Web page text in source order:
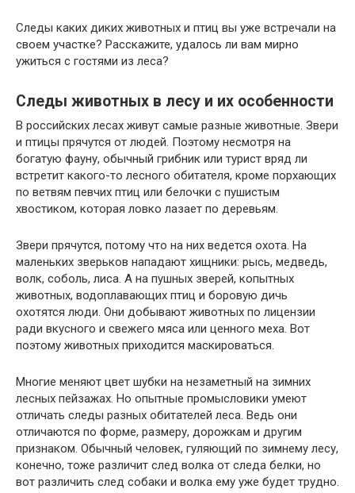
Следы каких диких животных и птиц вы уже встречали на
своем участке? Расскажите, удалось ли вам мирно
ужиться с гостями из леса?
Следы животных в лесу и их особенности
В российских лесах живут самые разные животные. Звери
и птицы прячутся от людей. Поэтому несмотря на
богатую фауну, обычный грибник или турист вряд ли
встретит какого-то лесного обитателя, кроме порхающих
по ветвям певчих птиц или белочки с пушистым
хвостиком, которая ловко лазает по деревьям.
Звери прячутся, потому что на них ведется охота. На
маленьких зверьков нападают хищники: рысь, медведь,
волк, соболь, лиса. А на пушных зверей, копытных
животных, водоплавающих птиц и боровую дичь
охотятся люди. Они добывают животных по лицензии
ради вкусного и свежего мяса или ценного меха. Вот
поэтому животных приходится маскироваться.
Многие меняют цвет шубки на незаметный на зимних
лесных пейзажах. Но опытные промысловики умеют
отличать следы разных обитателей леса. Ведь они
отличаются по форме, размеру, дорожкам и другим
признаком. Обычный человек, гуляющий по зимнему лесу,
конечно, тоже различит след волка от следа белки, но
вот различить след собаки и волка ему уже будет трудно.